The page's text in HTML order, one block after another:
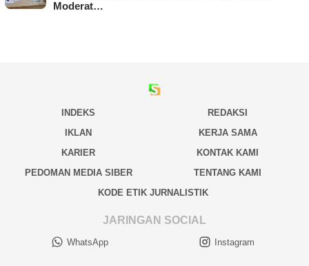
Moderat…
INDEKS
REDAKSI
IKLAN
KERJA SAMA
KARIER
KONTAK KAMI
PEDOMAN MEDIA SIBER
TENTANG KAMI
KODE ETIK JURNALISTIK
JARINGAN SOCIAL
WhatsApp Instagram